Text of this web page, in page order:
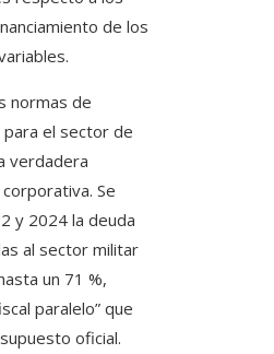
de los
normas de
el sector de
verdadera
Se
y 2024 la deuda
al sector militar
un 71 %,
paralelo” que
oficial.